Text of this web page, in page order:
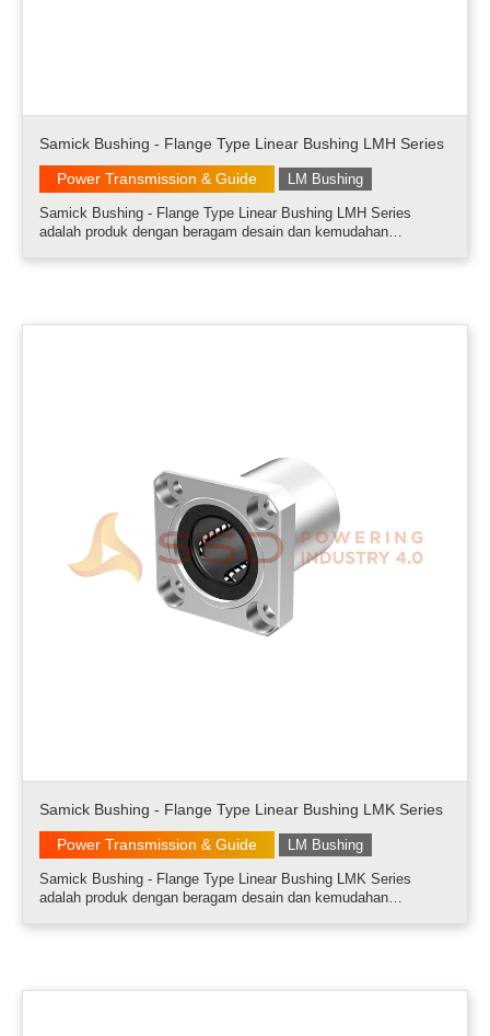
Samick Bushing - Flange Type Linear Bushing LMH Series
Power Transmission & Guide
LM Bushing
Samick Bushing - Flange Type Linear Bushing LMH Series
adalah produk dengan beragam desain dan kemudahan
Samick Bushing - Flange Type Linear Bushing LMK Series
Power Transmission & Guide
LM Bushing
Samick Bushing - Flange Type Linear Bushing LMK Series
adalah produk dengan beragam desain dan kemudahan